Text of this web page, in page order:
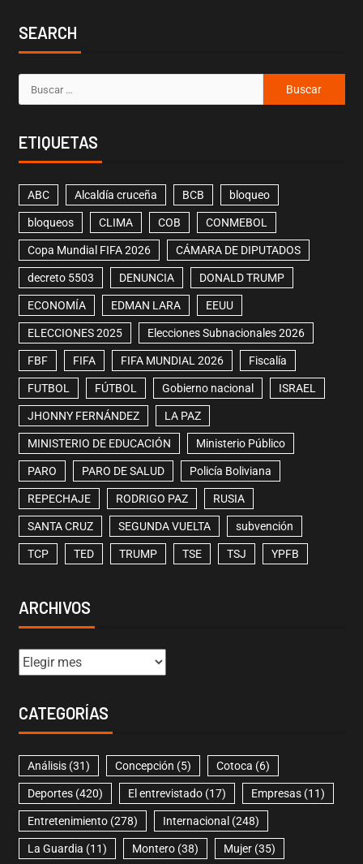
SEARCH
ETIQUETAS
ABC Alcaldía cruceña BCB bloqueo
bloqueos CLIMA COB CONMEBOL
Copa Mundial FIFA 2026 CÁMARA DE DIPUTADOS
decreto 5503 DENUNCIA DONALD TRUMP
ECONOMÍA EDMAN LARA EEUU
ELECCIONES 2025 Elecciones Subnacionales 2026
FBF FIFA FIFA MUNDIAL 2026 Fiscalía
FUTBOL FÚTBOL Gobierno nacional ISRAEL
JHONNY FERNÁNDEZ LA PAZ
MINISTERIO DE EDUCACIÓN Ministerio Público
PARO PARO DE SALUD Policía Boliviana
REPECHAJE RODRIGO PAZ RUSIA
SANTA CRUZ SEGUNDA VUELTA subvención
TCP TED TRUMP TSE TSJ YPFB
ARCHIVOS
CATEGORÍAS
Análisis(31) Concepción (5) Cotoca (6)
Deportes(420) El entrevistado(17) Empresas(11)
Entretenimiento(278) Internacional (248)
La Guardia (11) Montero(38) Mujer(35)